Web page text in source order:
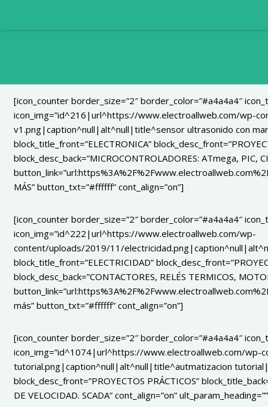
[icon_counter border_size=”2″ border_color=”#a4a4a4″
icon_img=”id^216|url^https://www.electroallweb.com/wp-
v1.png|caption^null|alt^null|title^sensor ultrasonido con
block_title_front=”ELECTRONICA”
block_desc_back=”MICROCONTROLADORES: ATmega, PIC,
MÁS” button_txt=”#ffffff” cont_align=”on”]
[icon_counter border_size=”2″ border_color=”#a4a4a4″
icon_img=”id^222|url^https://www.electroallweb.com/wp-
content/uploads/2019/11/
block_title_front=”ELECTRICIDAD”
block_desc_back=”CONTACTORES, RELÉS TERMICOS,
más” button_txt=”#ffffff” cont_align=”on”]
[icon_counter border_size=”2″ border_color=”#a4a4a4″
icon_img=”id^1074|url^https://www.electroallweb.com/wp-
tutorial.png|caption^null|alt^null|title^autmatizacion
block_desc_front=”PROYECTOS PRÁCTICOS”
DE VELOCIDAD. SCADA” cont_align=”on”